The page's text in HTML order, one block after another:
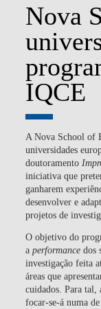
Nova
IQCE
A Nova School of
universidades
doutoramento
iniciativa que
ganharem
desenvolver e
projetos de
O objetivo do
aperformancedos
investigação feita
áreas que
cuidados. Para tal,
focar-se-á numa